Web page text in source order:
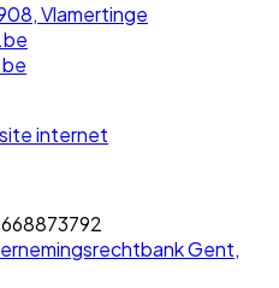
Vlamertinge
internet
Gent,